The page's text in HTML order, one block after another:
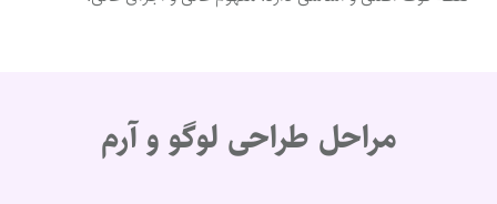
مراحل طراحی لوگو و آرم